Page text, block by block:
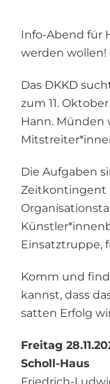
Info-Abend für
werden wollen!
Das DKKD
zum 11.
Hann. Münden
Die Aufgaben
Zeitkontingent
Einsatztruppe,
Komm und
kannst, dass
satten Erfolg
Freitag
Scholl-Haus